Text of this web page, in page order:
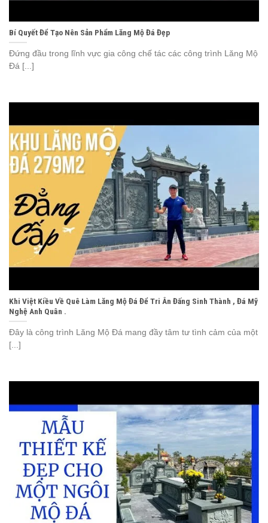
Bí Quyết Để Tạo Nên Sản Phẩm Lăng Mộ Đá Đẹp
Đứng đầu trong lĩnh vực gia công chế tác các công trình Lăng Mộ
Đá [...]
Khi Việt Kiều Về Quê Làm Lăng Mộ Đá Để Tri Ân Đấng Sinh Thành , Đá Mỹ
Nghệ Anh Quân .
Đây là công trình Lăng Mộ Đá mang đầy tâm tư tình cảm của một
[...]